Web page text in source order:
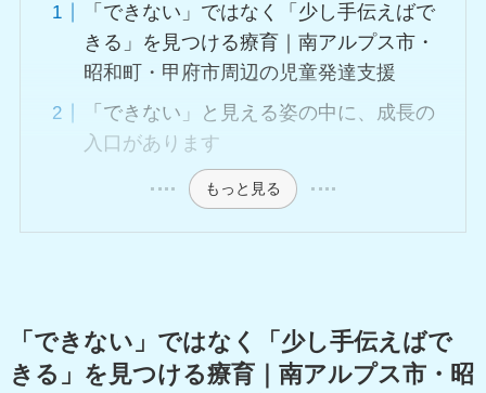
「できない」ではなく「少し手伝えばで
きる」を見つける療育｜南アルプス市・
昭和町・甲府市周辺の児童発達支援
「できない」と見える姿の中に、成長の
入口があります
もっと見る
「できない」ではなく「少し手伝えばで
きる」を見つける療育｜南アルプス市・昭